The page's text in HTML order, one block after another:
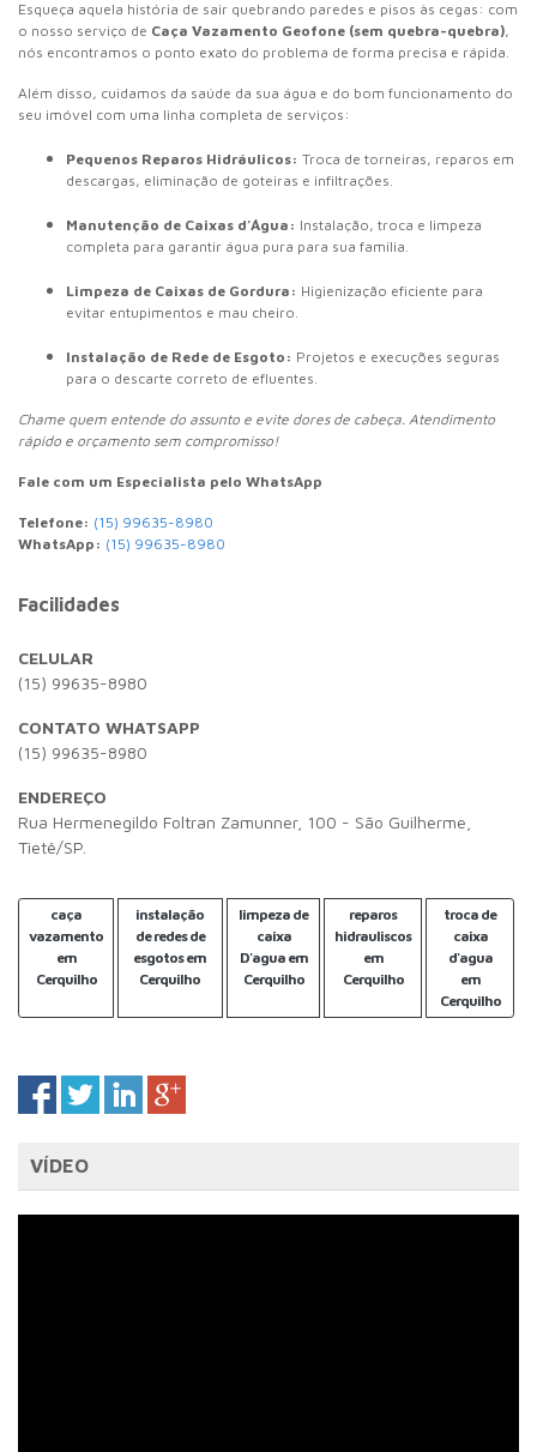
Esqueça aquela história de sair quebrando paredes e pisos às cegas: com
o nosso serviço de Caça Vazamento Geofone (sem quebra-quebra),
nós encontramos o ponto exato do problema de forma precisa e rápida.
Além disso, cuidamos da saúde da sua água e do bom funcionamento do
seu imóvel com uma linha completa de serviços:
Pequenos Reparos Hidráulicos: Troca de torneiras, reparos em
descargas, eliminação de goteiras e infiltrações.
Manutenção de Caixas d’Água: Instalação, troca e limpeza
completa para garantir água pura para sua família.
Limpeza de Caixas de Gordura: Higienização eficiente para
evitar entupimentos e mau cheiro.
Instalação de Rede de Esgoto: Projetos e execuções seguras
para o descarte correto de efluentes.
Chame quem entende do assunto e evite dores de cabeça. Atendimento
rápido e orçamento sem compromisso!
Fale com um Especialista pelo WhatsApp
Telefone: (15) 99635-8980
WhatsApp: (15) 99635-8980
Facilidades
CELULAR
(15) 99635-8980
CONTATO WHATSAPP
(15) 99635-8980
ENDEREÇO
Rua Hermenegildo Foltran Zamunner, 100 - São Guilherme,
Tietê/SP.
caça
vazamento
em
Cerquilho
instalação
de redes de
esgotos em
Cerquilho
limpeza de
caixa
D'agua em
Cerquilho
reparos
hidrauliscos
em
Cerquilho
troca de
caixa
d'agua
em
Cerquilho
VÍDEO